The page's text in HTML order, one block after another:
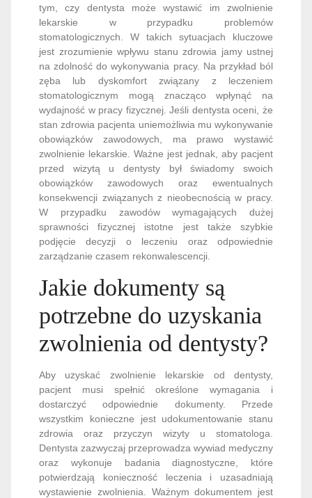
tym, czy dentysta może wystawić im zwolnienie
lekarskie w przypadku problemów
stomatologicznych. W takich sytuacjach kluczowe
jest zrozumienie wpływu stanu zdrowia jamy ustnej
na zdolność do wykonywania pracy. Na przykład ból
zęba lub dyskomfort związany z leczeniem
stomatologicznym mogą znacząco wpłynąć na
wydajność w pracy fizycznej. Jeśli dentysta oceni, że
stan zdrowia pacjenta uniemożliwia mu wykonywanie
obowiązków zawodowych, ma prawo wystawić
zwolnienie lekarskie. Ważne jest jednak, aby pacjent
przed wizytą u dentysty był świadomy swoich
obowiązków zawodowych oraz ewentualnych
konsekwencji związanych z nieobecnością w pracy.
W przypadku zawodów wymagających dużej
sprawności fizycznej istotne jest także szybkie
podjęcie decyzji o leczeniu oraz odpowiednie
zarządzanie czasem rekonwalescencji.
Jakie dokumenty są
potrzebne do uzyskania
zwolnienia od dentysty?
Aby uzyskać zwolnienie lekarskie od dentysty,
pacjent musi spełnić określone wymagania i
dostarczyć odpowiednie dokumenty. Przede
wszystkim konieczne jest udokumentowanie stanu
zdrowia oraz przyczyn wizyty u stomatologa.
Dentysta zazwyczaj przeprowadza wywiad medyczny
oraz wykonuje badania diagnostyczne, które
potwierdzają konieczność leczenia i uzasadniają
wystawienie zwolnienia. Ważnym dokumentem jest